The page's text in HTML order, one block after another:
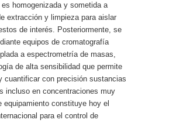
homogenizada y sometida a
extracción y limpieza para aislar
de interés. Posteriormente, se
equipos de cromatografía
a espectrometría de masas,
de alta sensibilidad que permite
cuantificar con precisión sustancias
incluso en concentraciones muy
equipamiento constituye hoy el
para el control de